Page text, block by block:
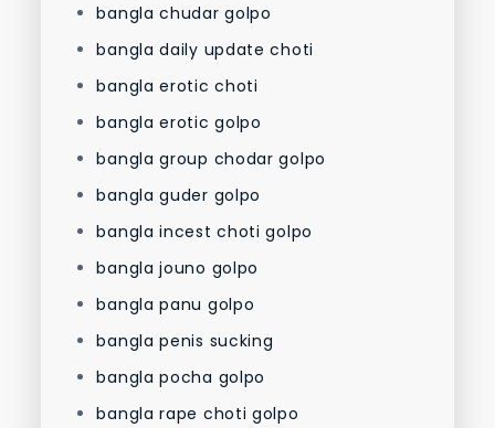
bangla chudar golpo
bangla daily update choti
bangla erotic choti
bangla erotic golpo
bangla group chodar golpo
bangla guder golpo
bangla incest choti golpo
bangla jouno golpo
bangla panu golpo
bangla penis sucking
bangla pocha golpo
bangla rape choti golpo